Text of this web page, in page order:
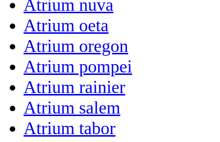
Atrium nuva
Atrium oeta
Atrium oregon
Atrium pompei
Atrium rainier
Atrium salem
Atrium tabor